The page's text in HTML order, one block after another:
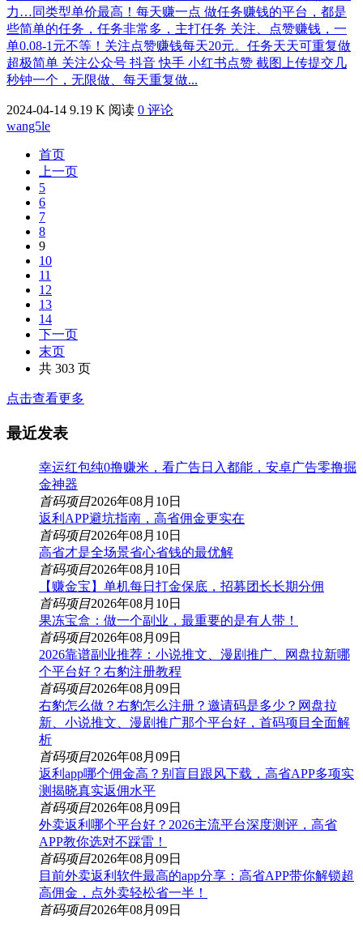
力…同类型单价最高！每天赚一点 做任务赚钱的平台，都是
些简单的任务，任务非常多，主打任务 关注、点赞赚钱，一
单0.08-1元不等！关注点赞赚钱每天20元。任务天天可重复做
超极简单 关注公众号 抖音 快手 小红书点赞 截图上传提交几
秒钟一个，无限做、每天重复做...
2024-04-14 9.19 K 阅读 0 评论
wang5le
首页
上一页
5
6
7
8
9
10
11
12
13
14
下一页
末页
共 303 页
点击查看更多
最近发表
幸运红包纯0撸赚米，看广告日入都能，安卓广告零撸掘
金神器
首码项目2026年08月10日
返利APP避坑指南，高省佣金更实在
首码项目2026年08月10日
高省才是全场景省心省钱的最优解
首码项目2026年08月10日
【赚金宝】单机每日打金保底，招募团长长期分佣
首码项目2026年08月10日
果冻宝盒：做一个副业，最重要的是有人带！
首码项目2026年08月09日
2026靠谱副业推荐：小说推文、漫剧推广、网盘拉新哪
个平台好？右豹注册教程
首码项目2026年08月09日
右豹怎么做？右豹怎么注册？邀请码是多少？网盘拉
新、小说推文、漫剧推广那个平台好，首码项目全面解
析
首码项目2026年08月09日
返利app哪个佣金高？别盲目跟风下载，高省APP多项实
测揭晓真实返佣水平
首码项目2026年08月09日
外卖返利哪个平台好？2026主流平台深度测评，高省
APP教你选对不踩雷！
首码项目2026年08月09日
目前外卖返利软件最高的app分享：高省APP带你解锁超
高佣金，点外卖轻松省一半！
首码项目2026年08月09日